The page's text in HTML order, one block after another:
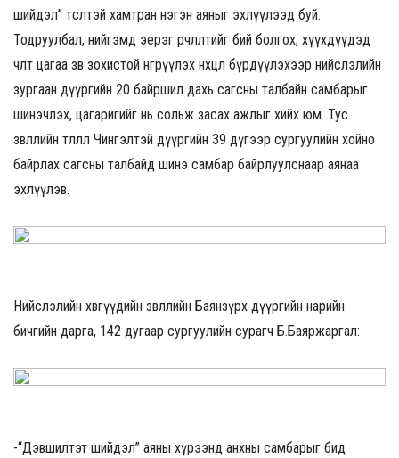
шийдэл” төсөлтэй хамтран нэгэн аяныг эхлүүлээд буй.
Тодруулбал, нийгэмд эерэг өөрчлөлтийг бий болгох, хүүхдүүдэд
чөлөөт цагаа зөв зохистой өнгөрүүлэх нөхцөл бүрдүүлэхээр нийслэлийн
зургаан дүүргийн 20 байршил дахь сагсны талбайн самбарыг
шинэчлэх, цагаригийг нь сольж засах ажлыг хийх юм. Тус
зөвлөлийн төлөөлөл Чингэлтэй дүүргийн 39 дүгээр сургуулийн хойно
байрлах сагсны талбайд шинэ самбар байрлуулснаар аянаа
эхлүүлэв.
Нийслэлийн хөвгүүдийн зөвлөлийн Баянзүрх дүүргийн нарийн
бичгийн дарга, 142 дугаар сургуулийн сурагч Б.Баяржаргал:
-“Дэвшилтэт шийдэл” аяны хүрээнд анхны самбарыг бид